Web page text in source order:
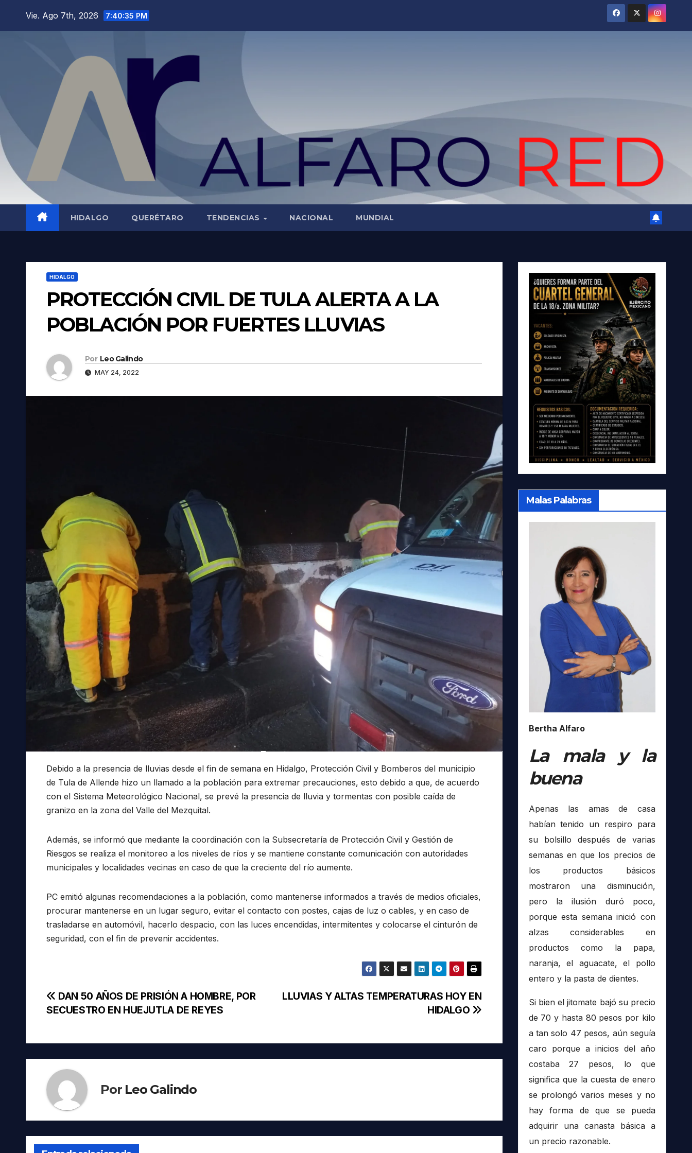
Vie. Ago 7th, 2026 7:40:36 PM
HIDALGO QUERÉTARO TENDENCIAS NACIONAL MUNDIAL
HIDALGO
PROTECCIÓN CIVIL DE TULA ALERTA A LA
POBLACIÓN POR FUERTES LLUVIAS
Por Leo Galindo
MAY 24, 2022
Debido a la presencia de lluvias desde el fin de semana en Hidalgo, Protección Civil y Bomberos del municipio
de Tula de Allende hizo un llamado a la población para extremar precauciones, esto debido a que, de acuerdo
con el Sistema Meteorológico Nacional, se prevé la presencia de lluvia y tormentas con posible caída de
granizo en la zona del Valle del Mezquital.
Además, se informó que mediante la coordinación con la Subsecretaría de Protección Civil y Gestión de
Riesgos se realiza el monitoreo a los niveles de ríos y se mantiene constante comunicación con autoridades
municipales y localidades vecinas en caso de que la creciente del río aumente.
PC emitió algunas recomendaciones a la población, como mantenerse informados a través de medios oficiales,
procurar mantenerse en un lugar seguro, evitar el contacto con postes, cajas de luz o cables, y en caso de
trasladarse en automóvil, hacerlo despacio, con las luces encendidas, intermitentes y colocarse el cinturón de
seguridad, con el fin de prevenir accidentes.
Navegación
entradas
LLUVIAS Y ALTAS TEMPERATURAS HOY EN
HIDALGO
DAN 50 AÑOS DE PRISIÓN A HOMBRE, POR
SECUESTRO EN HUEJUTLA DE REYES
Por Leo Galindo
Malas Palabras
Bertha Alfaro
La mala y la
buena
Apenas las amas de casa
habían tenido un respiro para
su bolsillo después de varias
semanas en que los precios de
los productos básicos
mostraron una disminución,
pero la ilusión duró poco,
porque esta semana inició con
alzas considerables en
productos como la papa,
naranja, el aguacate, el pollo
entero y la pasta de dientes.
Si bien el jitomate bajó su precio
de 70 y hasta 80 pesos por kilo
a tan solo 47 pesos, aún seguía
caro porque a inicios del año
costaba 27 pesos, lo que
significa que la cuesta de enero
se prolongó varios meses y no
hay forma de que se pueda
adquirir una canasta básica a
un precio razonable.